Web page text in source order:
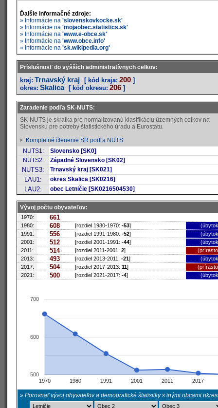
Ďalšie informačné zdroje:
» Informácie na 'slovenskovkocke.sk'
» Informácie na 'mojaobec.statistics.sk'
» Informácie na 'www.e-obce.sk'
» Informácie na 'www.obce.info'
» Informácie na 'sk.wikipedia.org'
Príslušnosť do vyšších administratívnych celkov:
kraj: Trnavský kraj [ kód kraja: 200 ]
okres: Skalica [ kód okresu: 206 ]
Zaradenie podľa SK-NUTS:
SK-NUTS je skratka pre normalizovanú klasifikáciu územných celkov na
Slovensku pre potreby štatistického úradu a Eurostatu.
Kompletné členenie SR podľa NUTS
NUTS1:
Slovensko [SK0]
NUTS2:
Západné Slovensko [SK02]
NUTS3: Trnavský kraj [SK021]
LAU1: okres Skalica [SK0216]
LAU2: obec Letničie [SK0216504530]
Vývoj počtu obyvateľov:
1970: 661
1980: 608 [rozdiel 1980-1970: -53]
1991:
556 [rozdiel 1991-1980: -52]
2001:
512 [rozdiel 2001-1991: -44]
2011:
514 [rozdiel 2011-2001: 2]
2013:
493 [rozdiel 2013-2011: -21]
2017:
504 [rozdiel 2017-2013: 11]
2021:
500 [rozdiel 2021-2017: -4]
1970 1980 1991 2001 2011 2017
500
600
700
» Porovnať vývoj obyvateľov a demografické štatistiky s inými obcami